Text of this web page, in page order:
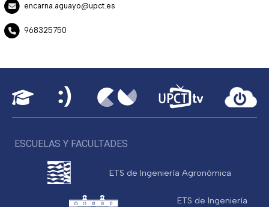
encarna.aguayo@upct.es
968325750
ESCUELAS Y FACULTADES
ETS de Ingeniería Agronómica
ETS de Ingeniería